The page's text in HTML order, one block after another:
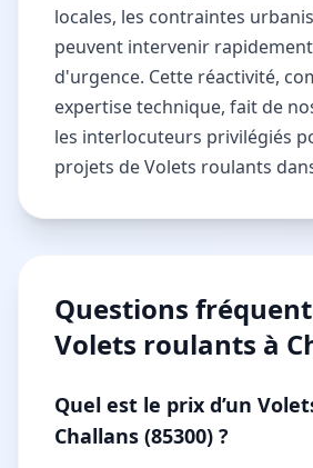
locales, les contraintes
peuvent intervenir
d'urgence. Cette réactivité,
expertise technique, fait de
les interlocuteurs privilégiés
projets de Volets roulants
Questions
Volets roulants à
Quel est le prix d’un
Challans (85300) ?